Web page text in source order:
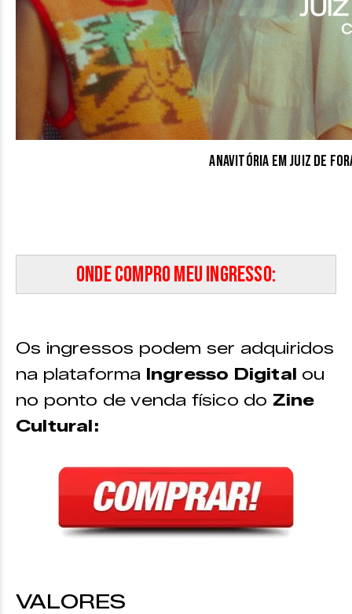
Anavitória em Juiz de
Onde compro meu ingresso:
Os ingressos podem ser adquiridos
na plataforma Ingresso Digital ou
no ponto de venda físico do Zine
Cultural:
VALORES